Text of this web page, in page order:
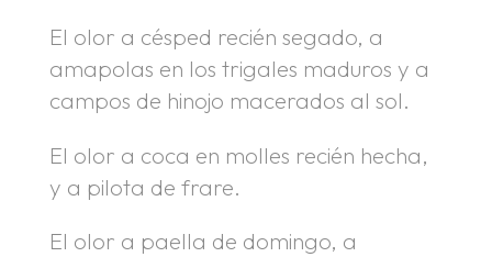
El olor a césped recién segado, a
amapolas en los trigales maduros y a
campos de hinojo macerados al sol.
El olor a coca en molles recién hecha,
y a pilota de frare.
El olor a paella de domingo, a